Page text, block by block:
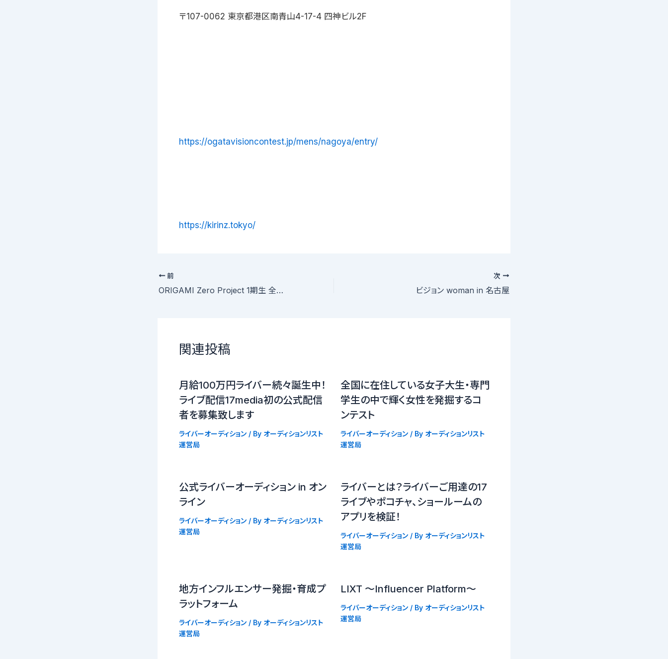
〒107-0062 東京都港区南青山4-17-4 四神ビル2F
https://ogatavisioncontest.jp/mens/nagoya/entry/
https://kirinz.tokyo/
前
ORIGAMI Zero Project 1期生 全国オーディション
次
ビジョン woman in 名古屋
関連投稿
月給100万円ライバー続々誕生中！
ライブ配信17media初の公式配信
者を募集致します
ライバーオーディション/ By オーディションリスト
運営局
全国に在住している女子大生・専門
学生の中で輝く女性を発掘するコ
ンテスト
ライバーオーディション/ By オーディションリスト
運営局
公式ライバーオーディション in オン
ライン
ライバーオーディション/ By オーディションリスト
運営局
ライバーとは？ライバーご用達の17
ライブやポコチャ、ショールームの
アプリを検証！
ライバーオーディション/ By オーディションリスト
運営局
地方インフルエンサー発掘・育成プ
ラットフォーム
ライバーオーディション/ By オーディションリスト
運営局
LIXT 〜Influencer Platform〜
ライバーオーディション/ By オーディションリスト
運営局